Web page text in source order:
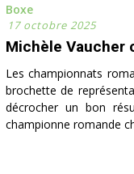
Boxe
17 octobre 2025
Michèle Vaucher
Les championnats
brochette de
décrocher un bon
championne romande